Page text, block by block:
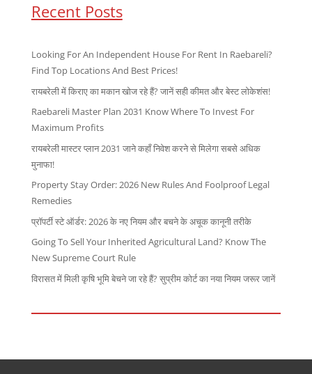
Recent Posts
Looking For An Independent House For Rent In Raebareli?
Find Top Locations And Best Prices!
रायबरेली में किराए का मकान खोज रहे हैं? जानें सही कीमत और बेस्ट लोकेशंस!
Raebareli Master Plan 2031 Know Where To Invest For
Maximum Profits
रायबरेली मास्टर प्लान 2031 जाने कहाँ निवेश करने से मिलेगा सबसे अधिक
मुनाफा!
Property Stay Order: 2026 New Rules And Foolproof Legal
Remedies
प्रॉपर्टी स्टे ऑर्डर: 2026 के नए नियम और बचने के अचूक कानूनी तरीके
Going To Sell Your Inherited Agricultural Land? Know The
New Supreme Court Rule
विरासत में मिली कृषि भूमि बेचने जा रहे हैं? सुप्रीम कोर्ट का नया नियम जरूर जानें